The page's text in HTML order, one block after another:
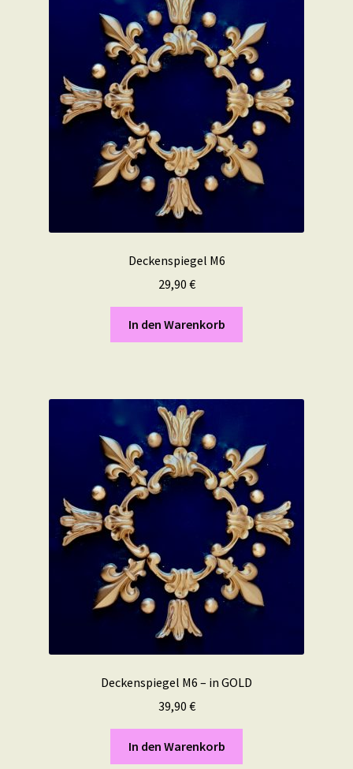
Deckenspiegel M6
29,90 €
In den Warenkorb
Deckenspiegel M6 – in GOLD
39,90 €
In den Warenkorb